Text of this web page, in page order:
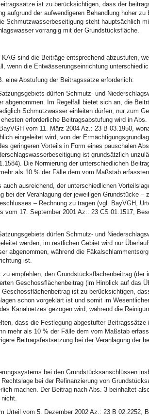
ist zu berücksichtigen, dass der
aufgrund der aufwendigeren Behandlung höher
Schmutzwasserbeseitigung steht hauptsächlich
vorrangig mit der Grundstücksfläche.
sind die Beiträge entsprechend abzustufen,
wenn die Entwässerungseinrichtung
eine Abstufung der Beitragssätze erforderlich:
dürfen Schmutz- und
abgenommen. Im Regelfall bietet sich an, die
Schmutzwasser einleiten dürfen, nur zum
erforderliche Beitragsabstufung wird in
vom 11. März 2004 Az.: 23 B 03.1950,
eingeleitet wird, von der
geringeren Vorteils in Form eines pauschalen
ist grundsätzlich
Die Normierung der unterschiedlichen
als 10 % der Fälle dem vom Maßstab
auch ausreichend, der unterschiedlichen
bei der Veranlagung der jeweiligen Grundstücke –
– Rechnung zu tragen (vgl. BayVGH,
vom 17. September 2001 Az.: 23 CS 01.1517;
dürfen Schmutz- und
werden, im restlichen Gebiet wird nur
abgenommen, während die
ist.
zu empfehlen, den Grundstücksflächenbeitrag
Geschossflächenbeitrag (im Hinblick auf das
ist zu berücksichtigen,
schon vorgeklärt ist und somit im
Kanalnetzes gezogen wird, während die
dass die Festlegung abgestufter
mehr als 10 % der Fälle dem vom Maßstab
Beitragsfestsetzung bei der Veranlagung der
bei den Grundstücksanschlüssen
bei der Refinanzierung von
machen. Der Beitrag nach Abs. 3 beinhaltet
Urteil vom 5. Dezember 2002 Az.: 23 B 02.2252,